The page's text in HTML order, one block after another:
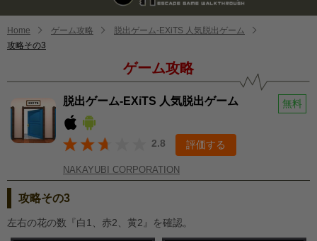
Home ゲーム攻略
脱出ゲーム-EXiTS 人気脱出ゲーム
攻略その3
ゲーム攻略
脱出ゲーム-EXiTS 人気脱出ゲーム 無料
2.8 評価する
NAKAYUBI CORPORATION
攻略その3
左右の花の数『白1、赤2、黄2』を確認。